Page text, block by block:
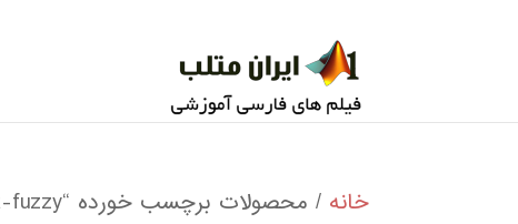
خانه / محصولات برچسب خورده “scikit-fuzzy”